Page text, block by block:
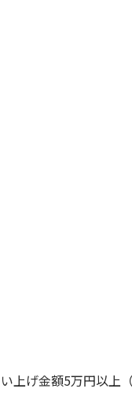
上げ金額5万円以上